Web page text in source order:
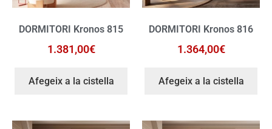
DORMITORI Kronos 815
1.381,00€
Afegeix a la cistella
DORMITORI Kronos 816
1.364,00€
Afegeix a la cistella